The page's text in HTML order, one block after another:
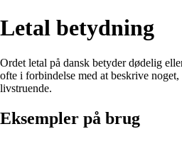
Letal betydning
Ordet letal på dansk betyder dødelig
ofte i forbindelse med at beskrive
livstruende.
Eksempler på brug